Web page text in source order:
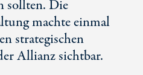
sollten. Die
machte einmal
strategischen
Allianz sichtbar.